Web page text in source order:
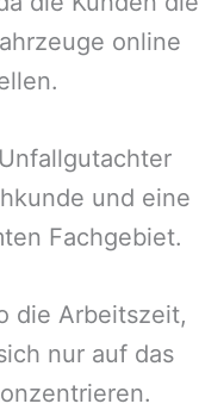
online
und eine
Fachgebiet.
die Arbeitszeit,
nur auf das